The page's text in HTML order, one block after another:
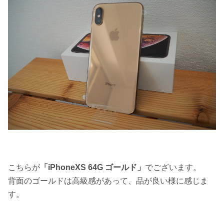
こちらが 「iPhoneXS 64G ゴールド」 でございます。
背面のゴールドは高級感があって、品が良い様に感じま
す。